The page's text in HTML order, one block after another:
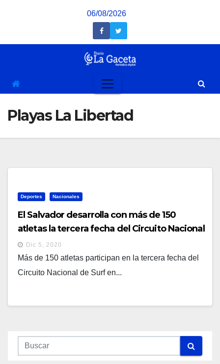
06/08/2026
Playas La Libertad
Deportes Nacionales
El Salvador desarrolla con más de 150
atletas la tercera fecha del Circuito Nacional
de Surf en La Libertad
Dic 5, 2020
Más de 150 atletas participan en la tercera fecha del
Circuito Nacional de Surf en...